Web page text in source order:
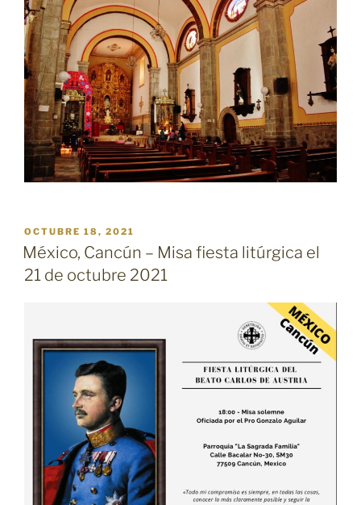
PUBLICADO
EL
OCTUBRE 18, 2021
México, Cancún – Misa fiesta litúrgica el
21 de octubre 2021